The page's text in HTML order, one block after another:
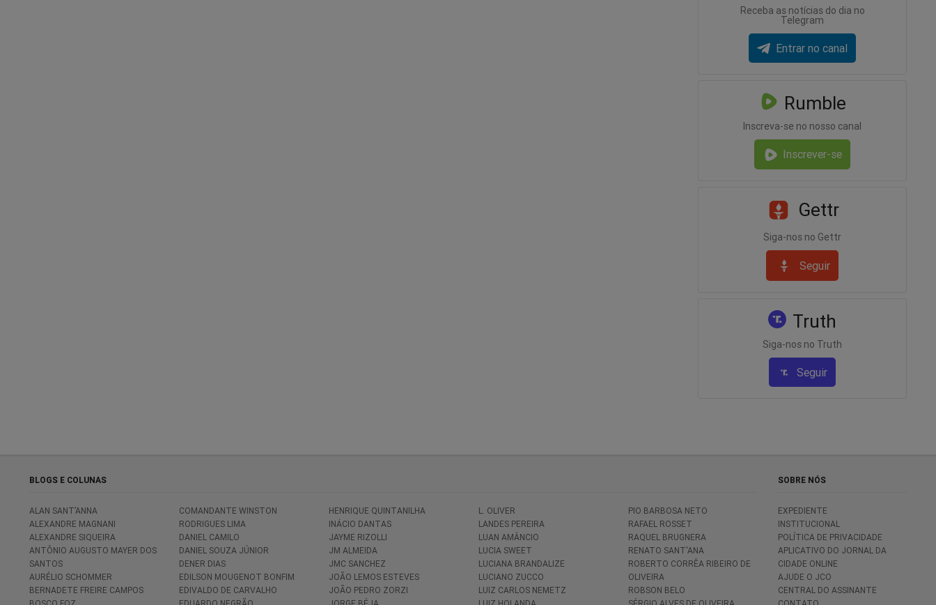
Receba as notícias do dia no
Telegram
Entrar no canal
Rumble
Inscreva-se no nosso canal
Inscrever-se
Gettr
Siga-nos no Gettr
Seguir
Truth
Siga-nos no Truth
Seguir
BLOGS E COLUNAS
ALAN SANT’ANNA
ALEXANDRE MAGNANI
ALEXANDRE SIQUEIRA
ANTÔNIO AUGUSTO MAYER DOS
SANTOS
AURÉLIO SCHOMMER
BERNADETE FREIRE CAMPOS
COMANDANTE WINSTON
RODRIGUES LIMA
DANIEL CAMILO
DANIEL SOUZA JÚNIOR
DENER DIAS
EDILSON MOUGENOT BONFIM
EDIVALDO DE CARVALHO
HENRIQUE QUINTANILHA
INÁCIO DANTAS
JAYME RIZOLLI
JM ALMEIDA
JMC SANCHEZ
JOÃO LEMOS ESTEVES
JOÃO PEDRO ZORZI
L. OLIVER
LANDES PEREIRA
LUAN AMÂNCIO
LUCIA SWEET
LUCIANA BRANDALIZE
LUCIANO ZUCCO
LUIZ CARLOS NEMETZ
PIO BARBOSA NETO
RAFAEL ROSSET
RAQUEL BRUGNERA
RENATO SANT'ANA
ROBERTO CORRÊA RIBEIRO DE
OLIVEIRA
ROBSON BELO
SOBRE NÓS
EXPEDIENTE
INSTITUCIONAL
POLÍTICA DE PRIVACIDADE
APLICATIVO DO JORNAL DA
CIDADE ONLINE
AJUDE O JCO
CENTRAL DO ASSINANTE